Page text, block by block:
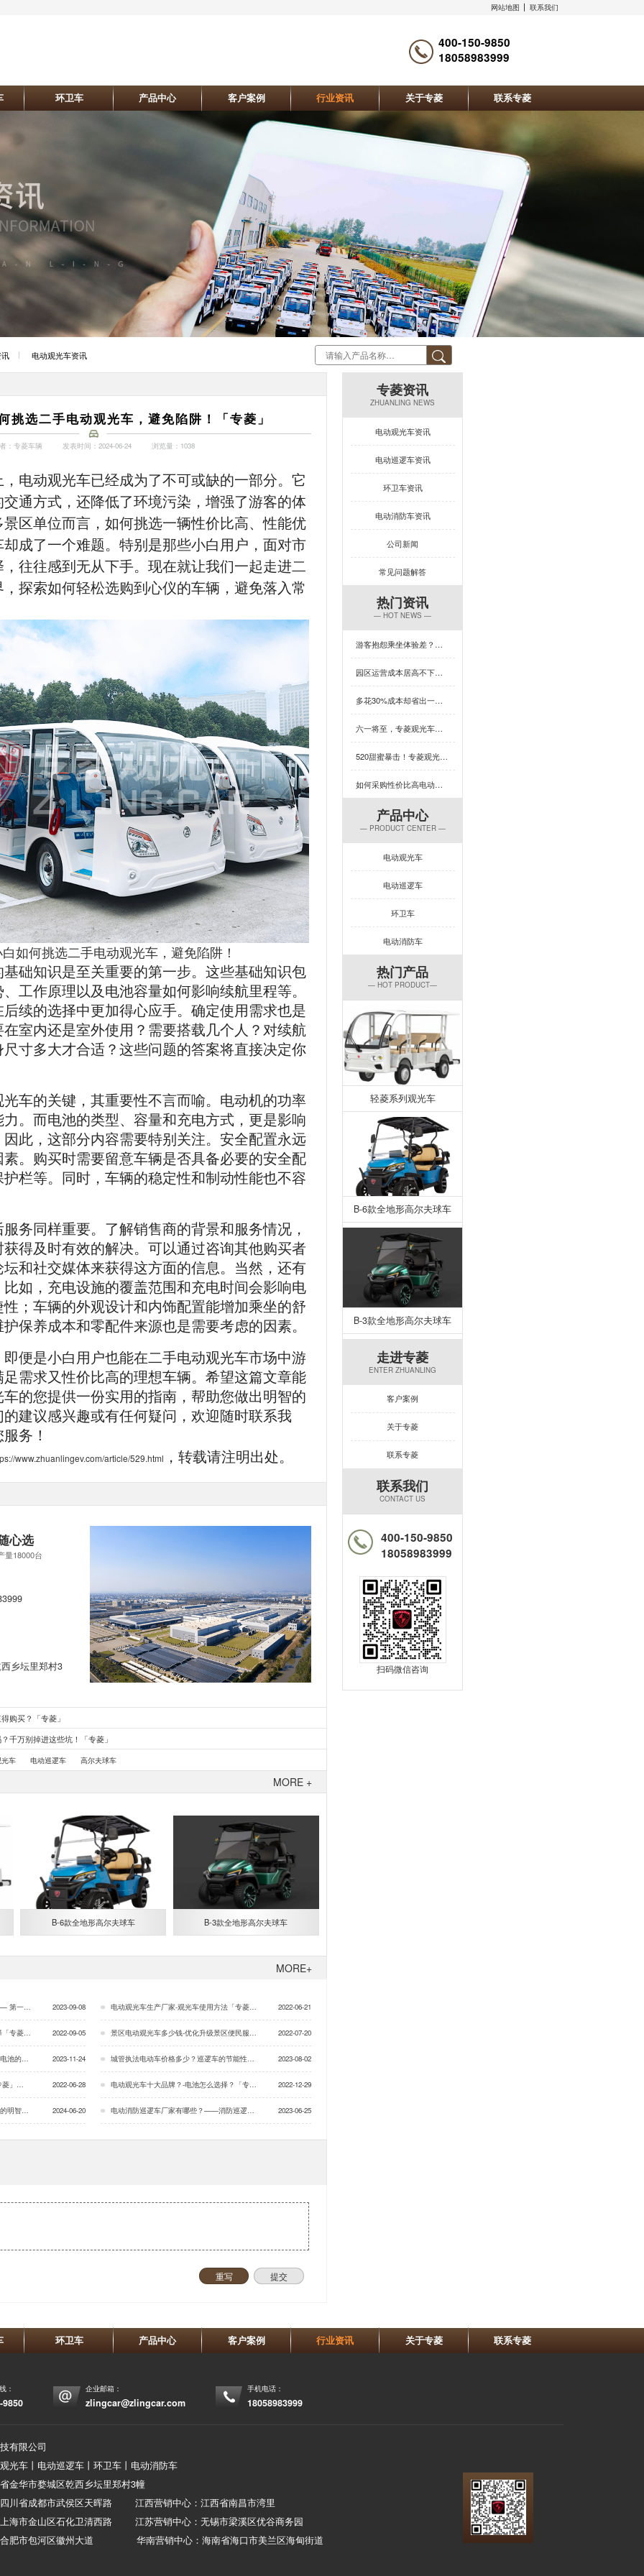
网站地图 联系我们
400-150-9850
18058983999
环卫车 产品中心 客户案例 行业资讯 关于专菱 联系专菱
电动观光车资讯
挑选二手电动观光车，避免陷阱！「专菱」
：专菱车辆 发表时间：2024-06-24 浏览量：1038
电动观光车已经成为了不可或缺的一部分。它
通方式，还降低了环境污染，增强了游客的体
区单位而言，如何挑选一辆性价比高、性能优
成了一个难题。特别是那些小白用户，面对市
往往感到无从下手。现在就让我们一起走进二
探索如何轻松选购到心仪的车辆，避免落入常
如何挑选二手电动观光车，避免陷阱！
础知识是至关重要的第一步。这些基础知识包
工作原理以及电池容量如何影响续航里程等。
续的选择中更加得心应手。确定使用需求也是
室内还是室外使用？需要搭载几个人？对续航
寸多大才合适？这些问题的答案将直接决定你
车的关键，其重要性不言而喻。电动机的功率
。而电池的类型、容量和充电方式，更是影响
此，这部分内容需要特别关注。安全配置永远
。购买时需要留意车辆是否具备必要的安全配
栏等。同时，车辆的稳定性和制动性能也不容
务同样重要。了解销售商的背景和服务情况，
得及时有效的解决。可以通过咨询其他购买者
和社交媒体来获得这方面的信息。当然，还有
如，充电设施的覆盖范围和充电时间会影响电
；车辆的外观设计和内饰配置能增加乘坐的舒
保养成本和零配件来源也是需要考虑的因素。
便是小白用户也能在二手电动观光车市场中游
需求又性价比高的理想车辆。希望这篇文章能
的您提供一份实用的指南，帮助您做出明智的
建议感兴趣或有任何疑问，欢迎随时联系我
务！
www.zhuanlingev.com/article/529.html ，转载请注明出处。
心选
量18000台
乡坛里郑村3
购买？「专菱」
千万别掉进这些坑！「专菱」
车 电动巡逻车 高尔夫球车
MORE +
B-6款全地形高尔夫球车 B-3款全地形高尔夫球车
MORE+
「专菱」… 2023-09-08 电动观光车生产厂家-观光车使用方法「专菱」… 2022-06-21
菱」… 2022-09-05 景区电动观光车多少钱-优化升级景区便民服务「专菱」… 2022-07-20
专菱」… 2023-11-24 城管执法电动车价格多少？巡逻车的节能性能好嘛「专菱」… 2023-08-02
菱」… 2022-06-28 电动观光车十大品牌？-电池怎么选择？「专菱」… 2022-12-29
专菱」… 2024-06-20 电动消防巡逻车厂家有哪些？——消防巡逻车维护群众的安全「专菱」… 2023-06-25
重写 提交
专菱资讯
ZHUANLING NEWS
电动观光车资讯
电动巡逻车资讯
环卫车资讯
电动消防车资讯
公司新闻
常见问题解答
热门资讯
— HOT NEWS —
游客抱怨乘坐体验差？一台专菱电动旅游观光车，打造回头率100%的舒适旅程！
园区运营成本居高不下？这款用五菱配件的观光车，耐用又省心，速看！
多花30%成本却省出一台车的钱？这款观光车凭什么颠覆性价比认知？
六一将至，专菱观光车为你的乐园增添欢乐保障
520甜蜜暴击！专菱观光车整车焊接，用硬核实力守护浪漫旅程
如何采购性价比高电动旅游观光车？这几招必学
产品中心
— PRODUCT CENTER —
电动观光车
电动巡逻车
环卫车
电动消防车
热门产品
— HOT PRODUCT—
轻菱系列观光车
B-6款全地形高尔夫球车
B-3款全地形高尔夫球车
走进专菱
ENTER ZHUANLING
客户案例
关于专菱
联系专菱
联系我们
CONTACT US
400-150-9850
18058983999
扫码微信咨询
环卫车 产品中心 客户案例 行业资讯 关于专菱 联系专菱
：
9850
企业邮箱：
zlingcar@zlingcar.com
手机电话：
18058983999
有限公司
光车丨电动巡逻车丨环卫车丨电动消防车
金华市婺城区乾西乡坛里郑村3幢
四川省成都市武侯区天晖路 江西营销中心：江西省南昌市湾里
上海市金山区石化卫清西路 江苏营销中心：无锡市梁溪区优谷商务园
合肥市包河区徽州大道 华南营销中心：海南省海口市美兰区海甸街道